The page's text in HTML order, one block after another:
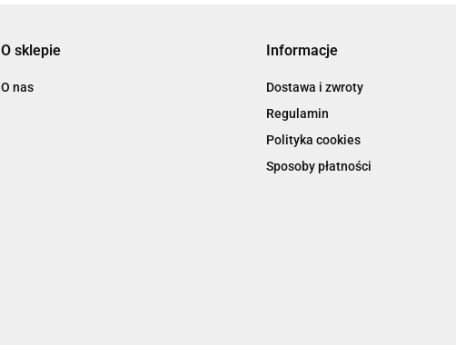
O sklepie
O nas
Informacje
Dostawa i zwroty
Regulamin
Polityka cookies
Sposoby płatności